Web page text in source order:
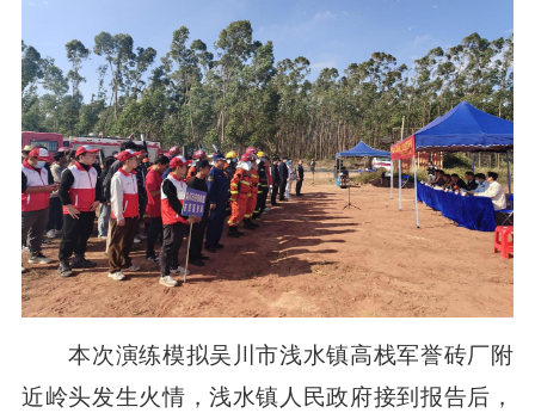
本次演练模拟吴川市浅水镇高栈军誉砖厂附
近岭头发生火情，浅水镇人民政府接到报告后，